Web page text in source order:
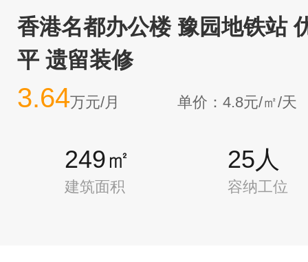
香港名都办公楼 豫园地铁站
平 遗留装修
3.64万元/月 单价：4.8元/㎡/天
249㎡
建筑面积
25人
容纳工位